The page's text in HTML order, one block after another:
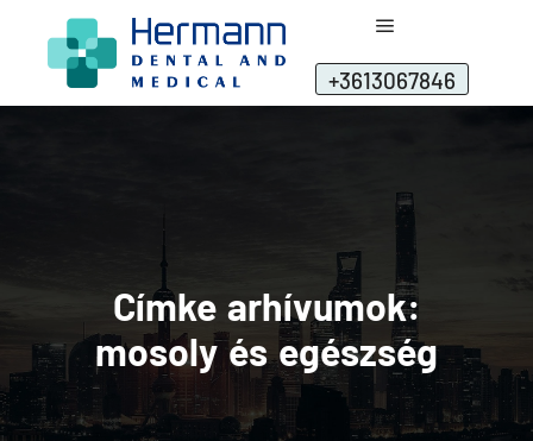
+3613067846
Címke arhívumok:
mosoly és egészség